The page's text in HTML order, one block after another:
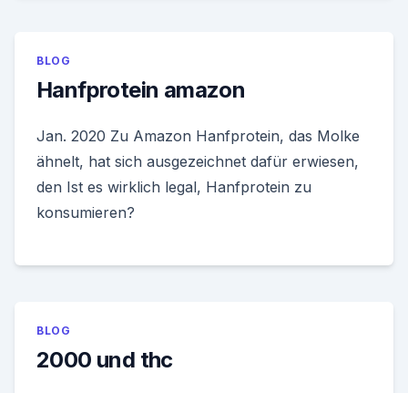
BLOG
Hanfprotein amazon
Jan. 2020 Zu Amazon Hanfprotein, das Molke
ähnelt, hat sich ausgezeichnet dafür erwiesen,
den Ist es wirklich legal, Hanfprotein zu
konsumieren?
BLOG
2000 und thc